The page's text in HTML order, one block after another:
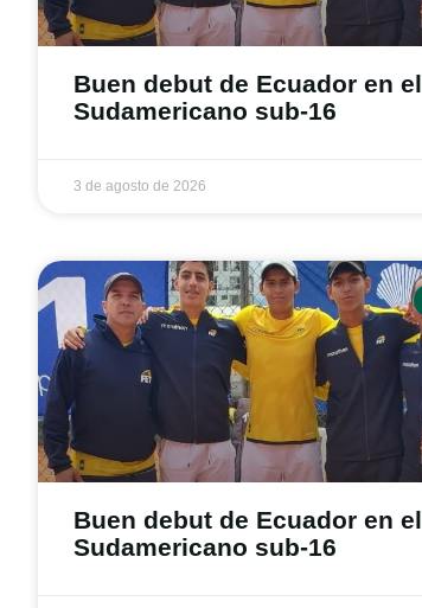
Buen debut de Ecuador en el
Sudamericano sub-16
3 de agosto de 2026
Buen debut de Ecuador en el
Sudamericano sub-16